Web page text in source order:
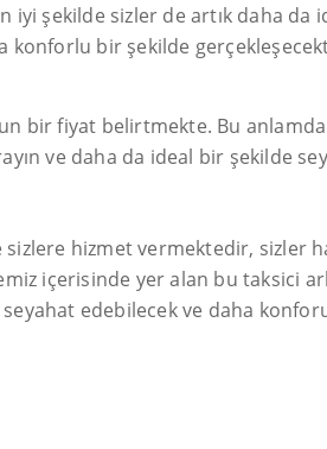
şekilde sizler de artık daha
konforlu bir şekilde
bir fiyat belirtmekte. Bu
ve daha da ideal bir şekilde
sizlere hizmet vermektedir, sizler
içerisinde yer alan bu taksici
edebilecek ve daha